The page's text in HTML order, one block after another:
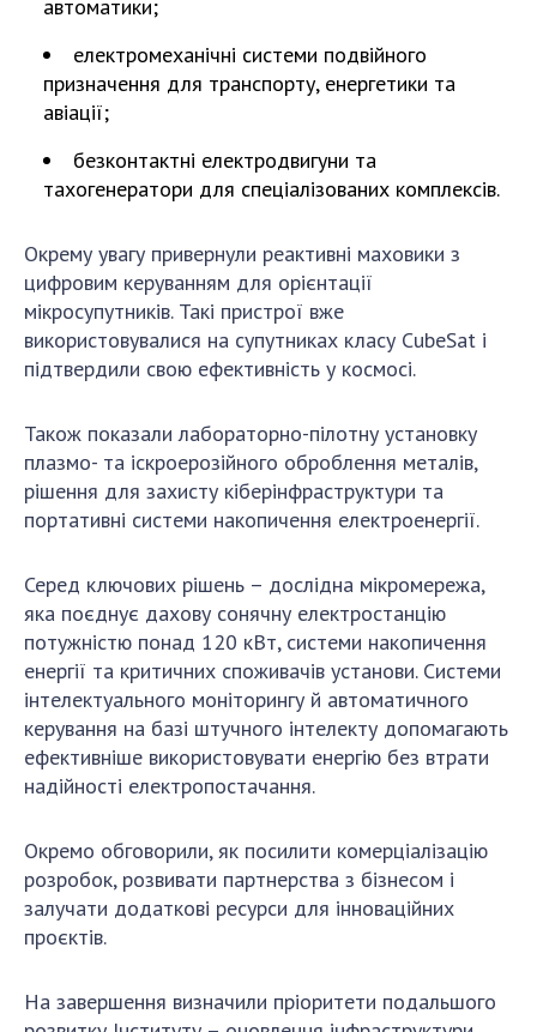
автоматики;
електромеханічні системи подвійного
призначення для транспорту, енергетики та
авіації;
безконтактні електродвигуни та
тахогенератори для спеціалізованих комплексів.
Окрему увагу привернули реактивні маховики з
цифровим керуванням для орієнтації
мікросупутників. Такі пристрої вже
використовувалися на супутниках класу CubeSat і
підтвердили свою ефективність у космосі.
Також показали лабораторно-пілотну установку
плазмо- та іскроерозійного оброблення металів,
рішення для захисту кіберінфраструктури та
портативні системи накопичення електроенергії.
Серед ключових рішень – дослідна мікромережа,
яка поєднує дахову сонячну електростанцію
потужністю понад 120 кВт, системи накопичення
енергії та критичних споживачів установи. Системи
інтелектуального моніторингу й автоматичного
керування на базі штучного інтелекту допомагають
ефективніше використовувати енергію без втрати
надійності електропостачання.
Окремо обговорили, як посилити комерціалізацію
розробок, розвивати партнерства з бізнесом і
залучати додаткові ресурси для інноваційних
проєктів.
На завершення визначили пріоритети подальшого